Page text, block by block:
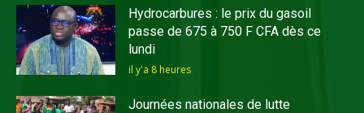
Hydrocarbures : le prix du gasoil
passe de 675 à 750 F CFA dès ce
lundi
il y'a 8 heures
Journées nationales de lutte